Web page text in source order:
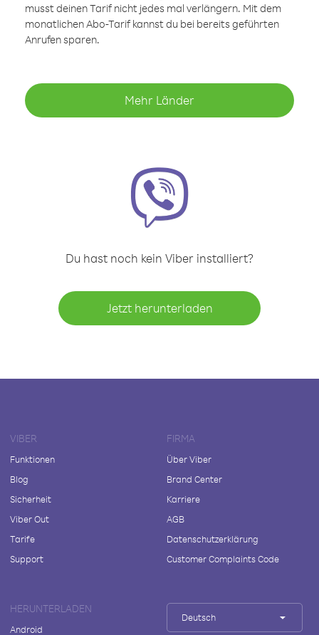
musst deinen Tarif nicht jedes mal verlängern. Mit dem
monatlichen Abo-Tarif kannst du bei bereits geführten
Anrufen sparen.
Mehr Länder
Du hast noch kein Viber installiert?
Jetzt herunterladen
VIBER
Funktionen
Blog
Sicherheit
Viber Out
Tarife
Support
FIRMA
Über Viber
Brand Center
Karriere
AGB
Datenschutzerklärung
Customer Complaints Code
HERUNTERLADEN
Android
Deutsch